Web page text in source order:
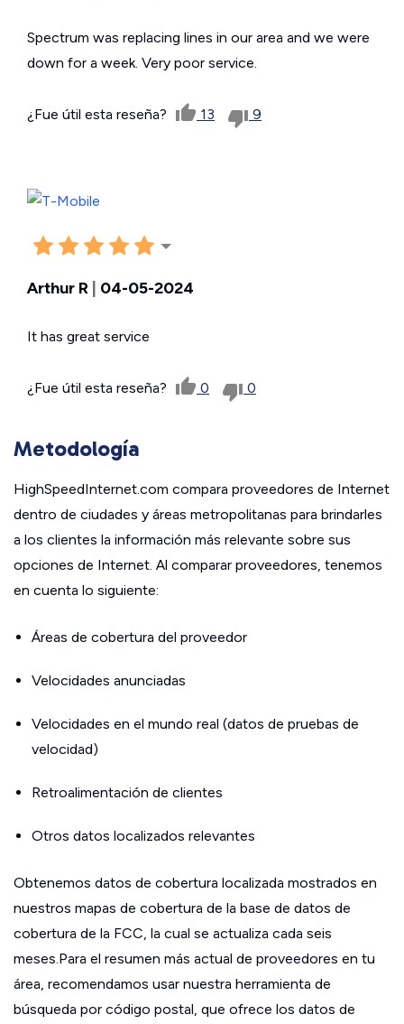
Spectrum was replacing lines in our area and we were
down for a week. Very poor service.
¿Fue útil esta reseña? 13 9
Arthur R | 04-05-2024
It has great service
¿Fue útil esta reseña? 0 0
Metodología
HighSpeedInternet.com compara proveedores de Internet
dentro de ciudades y áreas metropolitanas para brindarles
a los clientes la información más relevante sobre sus
opciones de Internet. Al comparar proveedores, tenemos
en cuenta lo siguiente:
Áreas de cobertura del proveedor
Velocidades anunciadas
Velocidades en el mundo real (datos de pruebas de
velocidad)
Retroalimentación de clientes
Otros datos localizados relevantes
Obtenemos datos de cobertura localizada mostrados en
nuestros mapas de cobertura de la base de datos de
cobertura de la FCC, la cual se actualiza cada seis
meses.Para el resumen más actual de proveedores en tu
área, recomendamos usar nuestra herramienta de
búsqueda por código postal, que ofrece los datos de